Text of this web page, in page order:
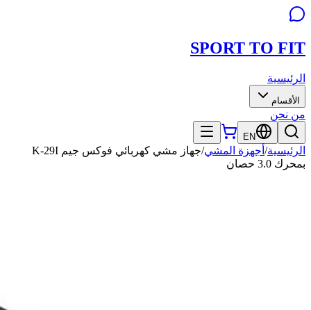
SPORT TO FIT
الرئيسية
الأقسام
من نحن
EN
الرئيسية/ أجهزة المشي/
جهاز مشي كهربائي فوكس جيم K-29I
بمحرك 3.0 حصان